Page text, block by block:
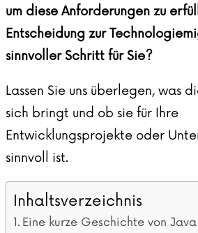
um diese Anforderungen zu
Entscheidung zur
sinnvoller Schritt für Sie?
Lassen Sie uns überlegen, was
sich bringt und ob sie für Ihre
Entwicklungsprojekte oder
sinnvoll ist.
Inhaltsverzeichnis
Eine kurze Geschichte von